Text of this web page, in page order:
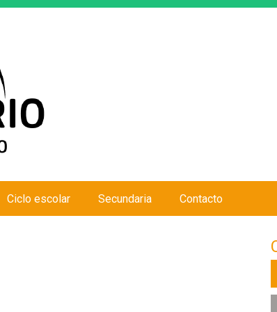
Ciclo escolar Secundaria Contacto